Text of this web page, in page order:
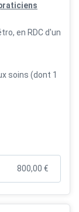
en RDC d'un
soins (dont 1
800,00 €